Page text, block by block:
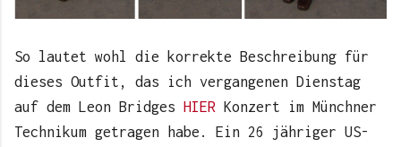
So lautet wohl die korrekte Beschreibung für
dieses Outfit, das ich vergangenen Dienstag
auf dem Leon Bridges
HIER
Konzert im Münchner
Technikum getragen habe. Ein 26 jähriger US-